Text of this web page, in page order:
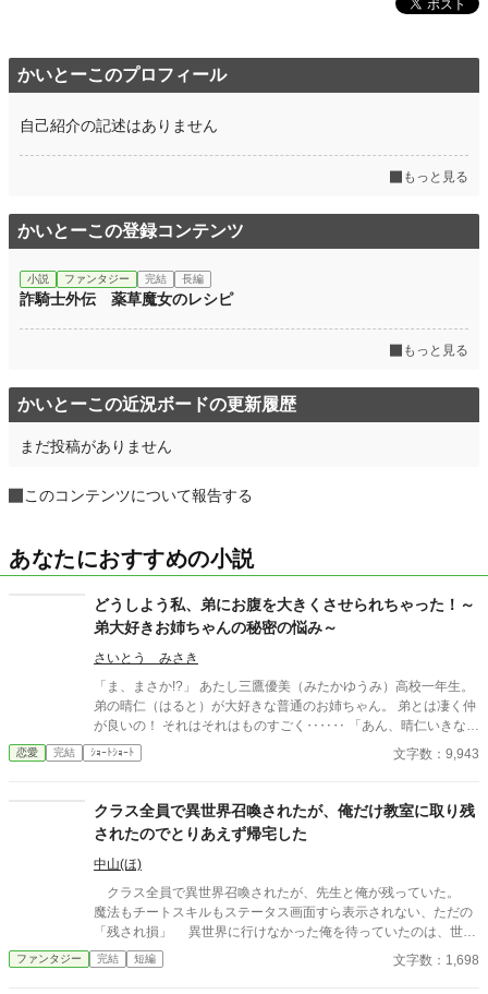
かいとーこのプロフィール
自己紹介の記述はありません
もっと見る
かいとーこの登録コンテンツ
小説 ファンタジー 完結 長編
詐騎士外伝 薬草魔女のレシピ
もっと見る
かいとーこの近況ボードの更新履歴
まだ投稿がありません
このコンテンツについて報告する
あなたにおすすめの小説
どうしよう私、弟にお腹を大きくさせられちゃった！～
弟大好きお姉ちゃんの秘密の悩み～
さいとう みさき
「ま、まさか!?」 あたし三鷹優美（みたかゆうみ）高校一年生。
弟の晴仁（はると）が大好きな普通のお姉ちゃん。 弟とは凄く仲
が良いの！ それはそれはものすごく‥‥‥ 「あん、晴仁いきなり
そんなのお口に入らないよぉ～♡」 そんな関係のあたしたち。 で
もある日トイレであたしはアレが来そうなのになかなか来ないの
お腹が出て来てる!?」 お姉ちゃんの秘密の悩みです。
恋愛 完結 ｼｮｰﾄｼｮｰﾄ 文字数：9,943
クラス全員で異世界召喚されたが、俺だけ教室に取り残
されたのでとりあえず帰宅した
中山(ほ)
クラス全員で異世界召喚されたが、先生と俺が残っていた。
魔法もチートスキルもステータス画面すら表示されない、ただの
「残され損」 異世界に行けなかった俺を待っていたのは、世知
辛い現実だった。 AI使用状況 GoogleのGeminiさん使ってます〜
誤字脱字チェックと調べ物お願いしてます
ファンタジー 完結 短編 文字数：1,698